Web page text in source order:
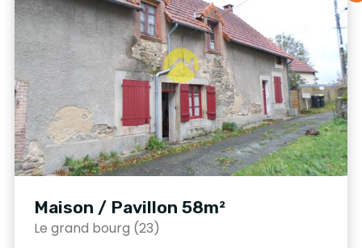
Maison / Pavillon 58m²
Le grand bourg (23)